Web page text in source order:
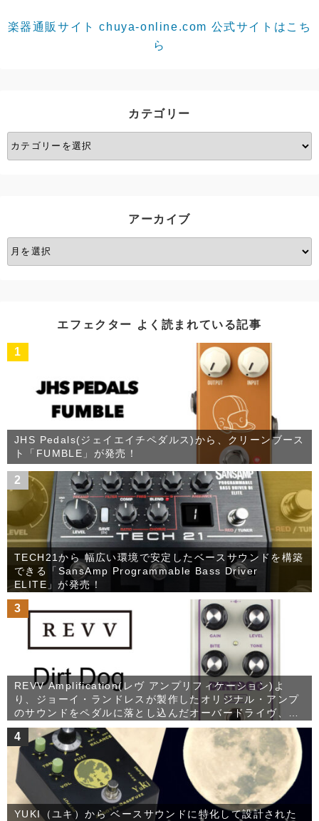
楽器通販サイト chuya-online.com 公式サイトはこち
ら
カテゴリー
カ
テ
アーカイブ
ア
ー
エフェクター よく読まれている記事
1
JHS Pedals(ジェイエイチペダルス)から、クリーンブース
ト「FUMBLE」が発売！
2
TECH21から 幅広い環境で安定したベースサウンドを構築
できる「SansAmp Programmable Bass Driver
ELITE」が発売！
3
REVV Amplification(レヴ アンプリフィケーション)よ
り、ジョーイ・ランドレスが製作したオリジナル・アンプ
のサウンドをペダルに落とし込んだオーバードライヴ、
Dirt Dogが発売！
4
YUKI（ユキ）から ベースサウンドに特化して設計された